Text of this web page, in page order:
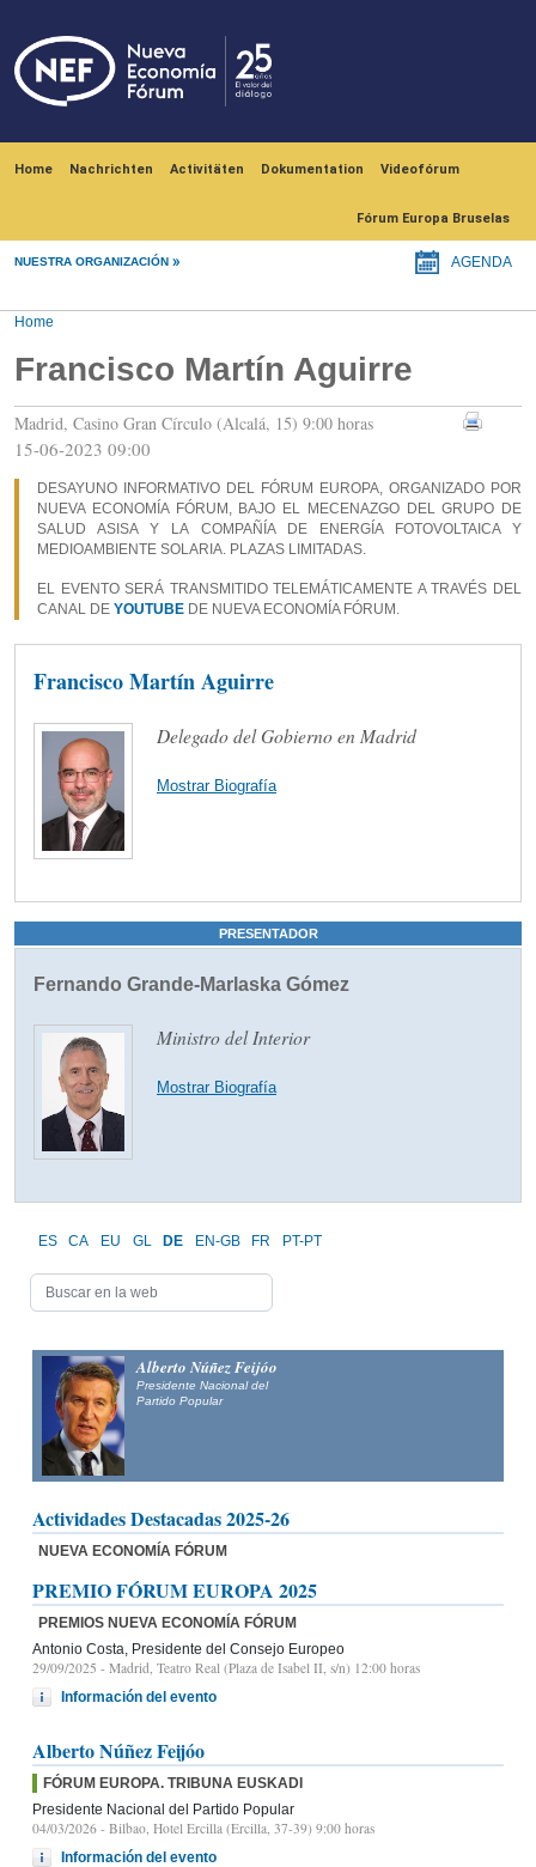
Home Nachrichten Activitäten Dokumentation Videofórum
Fórum Europa Bruselas
NUESTRA ORGANIZACIÓN AGENDA
Home
Francisco Martín Aguirre
Madrid, Casino Gran Círculo (Alcalá, 15) 9:00 horas
15-06-2023 09:00
DESAYUNO INFORMATIVO DEL FÓRUM EUROPA, ORGANIZADO POR
NUEVA ECONOMÍA FÓRUM, BAJO EL MECENAZGO DEL GRUPO DE
SALUD ASISA Y LA COMPAÑÍA DE ENERGÍA FOTOVOLTAICA Y
MEDIOAMBIENTE SOLARIA. PLAZAS LIMITADAS.
EL EVENTO SERÁ TRANSMITIDO TELEMÁTICAMENTE A TRAVÉS DEL
CANAL DE YOUTUBE DE NUEVA ECONOMÍA FÓRUM.
Francisco Martín Aguirre
Delegado del Gobierno en Madrid
Mostrar Biografía
PRESENTADOR
Fernando Grande-Marlaska Gómez
Ministro del Interior
Mostrar Biografía
ES CA EU GL DE EN-GB FR PT-PT
Alberto Núñez Feijóo
Presidente Nacional del
Partido Popular
Actividades Destacadas 2025-26
NUEVA ECONOMÍA FÓRUM
PREMIO FÓRUM EUROPA 2025
PREMIOS NUEVA ECONOMÍA FÓRUM
Antonio Costa, Presidente del Consejo Europeo
29/09/2025 - Madrid, Teatro Real (Plaza de Isabel II, s/n) 12:00 horas
Información del evento
Alberto Núñez Feijóo
FÓRUM EUROPA. TRIBUNA EUSKADI
Presidente Nacional del Partido Popular
04/03/2026 - Bilbao, Hotel Ercilla (Ercilla, 37-39) 9:00 horas
Información del evento